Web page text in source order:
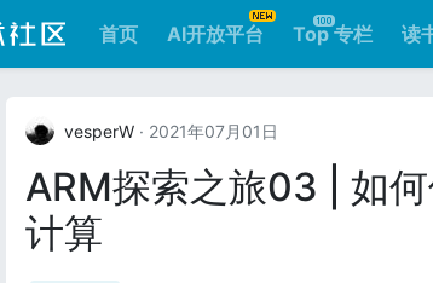
首页 AI开放平台 Top 专栏 读
vesperW · 2021年07月01日
ARM探索之旅03 | 如
计算